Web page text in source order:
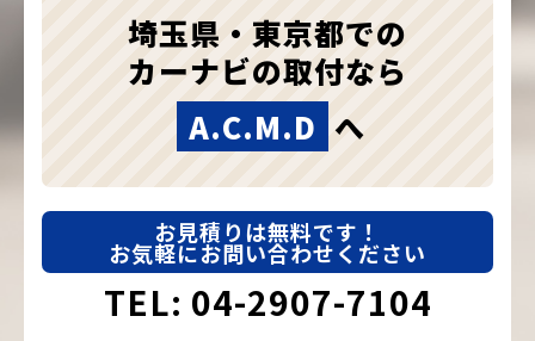
埼玉県・東京都での
カーナビの取付なら
A.C.M.D へ
お見積りは無料です！
お気軽にお問い合わせください
TEL: 04-2907-7104